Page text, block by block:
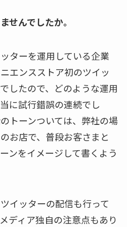
せんでしたか。
ターを運用している企業
エンスストア初のツイッ
したので、どのような運用
に試行錯誤の連続でし
トーンついては、弊社の場
お店で、普段お客さまと
ンをイメージして書くよう
イッターの配信も行って
ディア独自の注意点もあり